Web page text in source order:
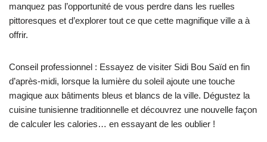
manquez pas l’opportunité de vous perdre dans les ruelles
pittoresques et d’explorer tout ce que cette magnifique ville a à
offrir.
Conseil professionnel : Essayez de visiter Sidi Bou Saïd en fin
d’après-midi, lorsque la lumière du soleil ajoute une touche
magique aux bâtiments bleus et blancs de la ville. Dégustez la
cuisine tunisienne traditionnelle et découvrez une nouvelle façon
de calculer les calories… en essayant de les oublier !